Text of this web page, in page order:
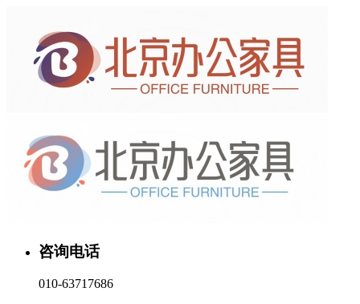
咨询电话
010-63717686